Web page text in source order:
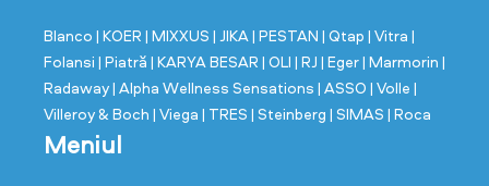
Blanco | KOER | MIXXUS | JIKA| PESTAN | Qtap | Vitra |
Folansi | Piatră | KARYA BESAR | OLI | RJ | Eger| Marmorin |
Radaway| Alpha Wellness Sensations | ASSO | Volle |
Villeroy & Boch | Viega | TRES | Steinberg | SIMAS | Roca
Meniul